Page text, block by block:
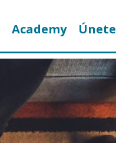
Academy Únete